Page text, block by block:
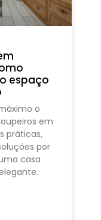
espaço
o
em
práticas,
por
casa